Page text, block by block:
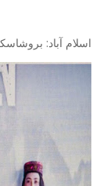
اسلام آباد: